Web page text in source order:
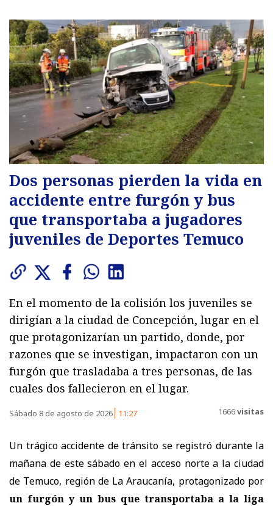
Dos personas pierden la vida en
accidente entre furgón y bus
que transportaba a jugadores
juveniles de Deportes Temuco
En el momento de la colisión los juveniles se
dirigían a la ciudad de Concepción, lugar en el
que protagonizarían un partido, donde, por
razones que se investigan, impactaron con un
furgón que trasladaba a tres personas, de las
cuales dos fallecieron en el lugar.
Sábado 8 de agosto de 2026 11:27 1666visitas
Un trágico accidente de tránsito se registró durante la
mañana de este sábado en el acceso norte a la ciudad
de Temuco, región de La Araucanía, protagonizado por
un furgón y un bus que transportaba a la liga